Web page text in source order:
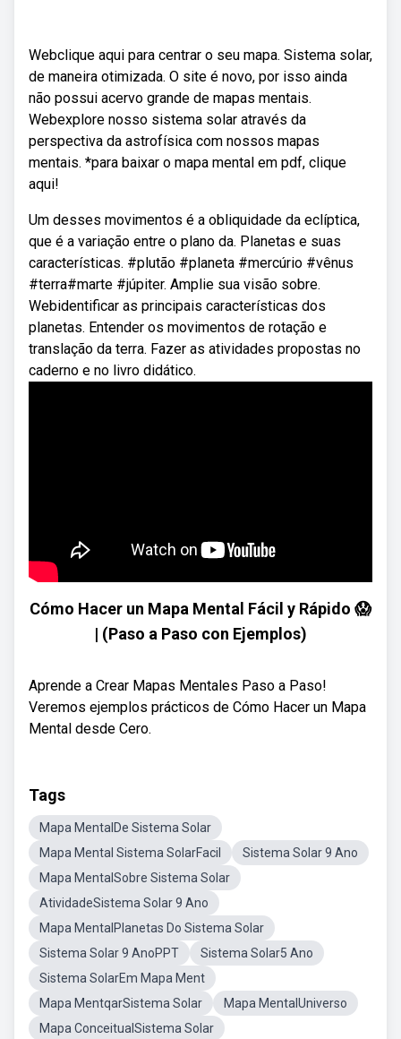
Webclique aqui para centrar o seu mapa. Sistema solar,
de maneira otimizada. O site é novo, por isso ainda
não possui acervo grande de mapas mentais.
Webexplore nosso sistema solar através da
perspectiva da astrofísica com nossos mapas
mentais. *para baixar o mapa mental em pdf, clique
aqui!
Um desses movimentos é a obliquidade da eclíptica,
que é a variação entre o plano da. Planetas e suas
características. #plutão #planeta #mercúrio #vênus
#terra#marte #júpiter. Amplie sua visão sobre.
Webidentificar as principais características dos
planetas. Entender os movimentos de rotação e
translação da terra. Fazer as atividades propostas no
caderno e no livro didático.
Cómo Hacer un Mapa Mental Fácil y Rápido 😱
| (Paso a Paso con Ejemplos)
Aprende a Crear Mapas Mentales Paso a Paso!
Veremos ejemplos prácticos de Cómo Hacer un Mapa
Mental desde Cero.
Tags
Mapa MentalDe Sistema Solar
Mapa Mental Sistema SolarFacil
Sistema Solar 9 Ano
Mapa MentalSobre Sistema Solar
AtividadeSistema Solar 9 Ano
Mapa MentalPlanetas Do Sistema Solar
Sistema Solar 9 AnoPPT
Sistema Solar5 Ano
Sistema SolarEm Mapa Ment
Mapa MentqarSistema Solar
Mapa MentalUniverso
Mapa ConceitualSistema Solar